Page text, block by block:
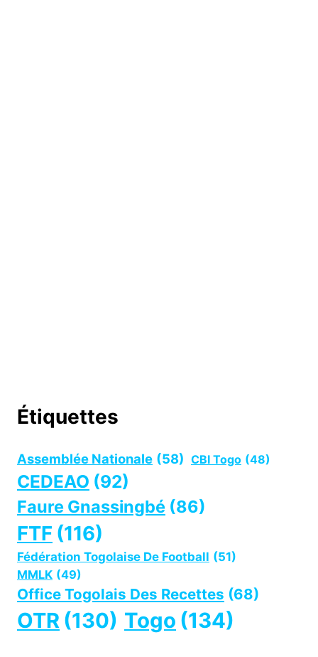
Étiquettes
Assemblée Nationale (58) CBI Togo (48)
CEDEAO (92)
Faure Gnassingbé (86)
FTF (116)
Fédération Togolaise De Football (51)
MMLK (49)
Office Togolais Des Recettes (68)
OTR (130) Togo (134)